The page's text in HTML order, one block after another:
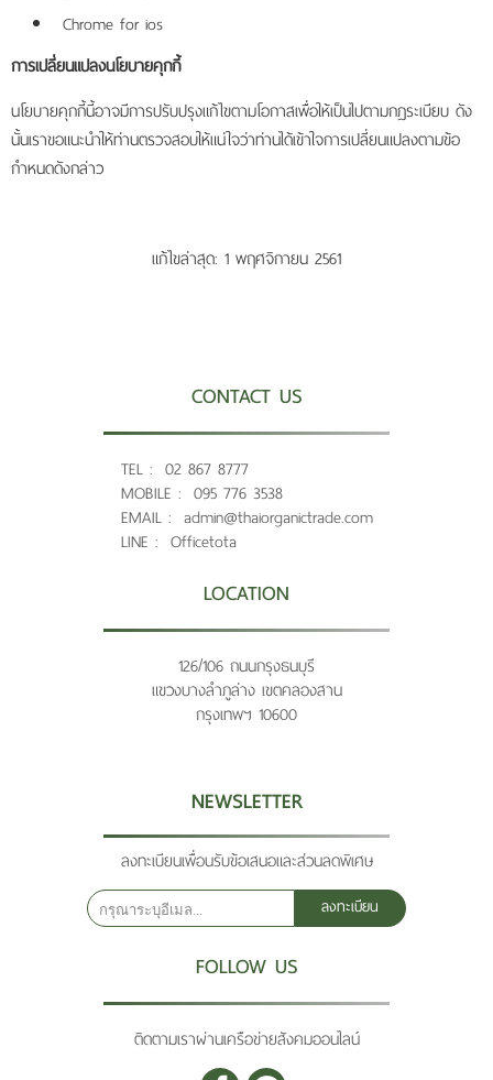
Chrome for ios
การเปลี่ยนแปลงนโยบายคุกกี้
นโยบายคุกกี้นี้อาจมีการปรับปรุงแก้ไขตามโอกาสเพื่อให้เป็นไปตามกฎระเบียบ ดัง
นั้นเราขอแนะนำให้ท่านตรวจสอบให้แน่ใจว่าท่านได้เข้าใจการเปลี่ยนแปลงตามข้อ
กำหนดดังกล่าว
แก้ไขล่าสุด: 1 พฤศจิกายน 2561
CONTACT US
TEL : 02 867 8777
MOBILE : 095 776 3538
EMAIL : admin@thaiorganictrade.com
LINE : Officetota
LOCATION
126/106 ถนนกรุงธนบุรี
แขวงบางลำภูล่าง เขตคลองสาน
กรุงเทพฯ 10600
NEWSLETTER
ลงทะเบียนเพื่อนรับข้อเสนอและส่วนลดพิเศษ
ลงทะเบียน
FOLLOW US
ติดตามเราผ่านเครือข่ายสังคมออนไลน์